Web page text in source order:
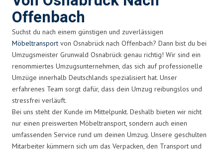
Offenbach
Suchst du nach einem günstigen und zuverlässigen
Möbeltransport von Osnabrück nach Offenbach? Dann bist du bei
Umzugsmeister Grunwald Osnabrück genau richtig! Wir sind ein
renommiertes Umzugsunternehmen, das sich auf professionelle
Umzüge innerhalb Deutschlands spezialisiert hat. Unser
erfahrenes Team sorgt dafür, dass dein Umzug reibungslos und
stressfrei verläuft.
Bei uns steht der Kunde im Mittelpunkt. Deshalb bieten wir nicht
nur einen preiswerten Möbeltransport, sondern auch einen
umfassenden Service rund um deinen Umzug. Unsere geschulten
Mitarbeiter kümmern sich um das Verpacken, den Transport und